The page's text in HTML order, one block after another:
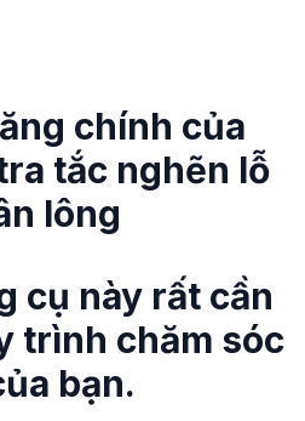
chính của
tắc nghẽn lỗ
lông
cụ này rất cần
trình chăm sóc
bạn.